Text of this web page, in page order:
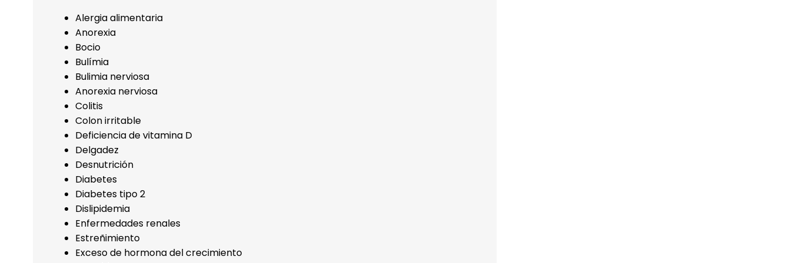
Alergia alimentaria
Anorexia
Bocio
Bulímia
Bulimia nerviosa
Anorexia nerviosa
Colitis
Colon irritable
Deficiencia de vitamina D
Delgadez
Desnutrición
Diabetes
Diabetes tipo 2
Dislipidemia
Enfermedades renales
Estreñimiento
Exceso de hormona del crecimiento